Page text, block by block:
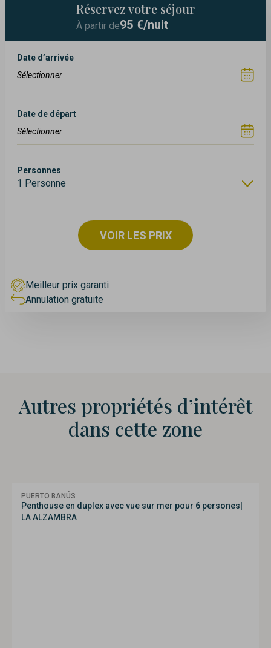
Réservez votre séjour
À partir de95 €/nuit
Date d’arrivée
Date de départ
Personnes
1 Personne
VOIR LES PRIX
Meilleur prix garanti
Annulation gratuite
Autres propriétés d’intérêt
dans cette zone
PUERTO BANÚS
Penthouse en duplex avec vue sur mer pour 6 persones|
LA ALZAMBRA